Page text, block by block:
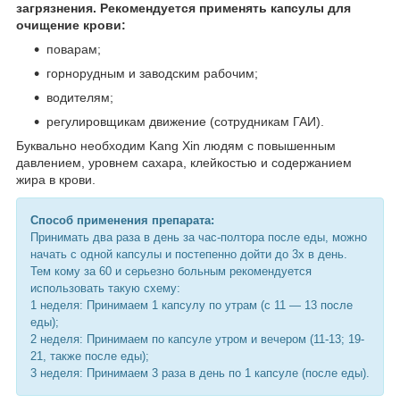
загрязнения. Рекомендуется применять капсулы для
очищение крови:
поварам;
горнорудным и заводским рабочим;
водителям;
регулировщикам движение (сотрудникам ГАИ).
Буквально необходим Kang Xin людям с повышенным
давлением, уровнем сахара, клейкостью и содержанием
жира в крови.
Способ применения препарата:
Принимать два раза в день за час-полтора после еды, можно
начать с одной капсулы и постепенно дойти до 3х в день.
Тем кому за 60 и серьезно больным рекомендуется
использовать такую схему:
1 неделя: Принимаем 1 капсулу по утрам (с 11 ― 13 после
еды);
2 неделя: Принимаем по капсуле утром и вечером (11-13; 19-
21, также после еды);
3 неделя: Принимаем 3 раза в день по 1 капсуле (после еды).